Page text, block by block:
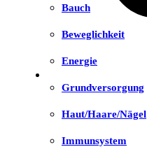
Bauch
Beweglichkeit
Energie
Grundversorgung
Haut/Haare/Nägel
Immunsystem